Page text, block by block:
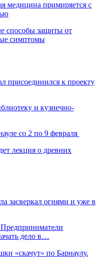
медицина примиряется с
способы защиты от
симптомы
присоединился к проекту
и кузнечно-
со 2 по 9 февраля
лекция о древних
засверкал огнями и уже в
дело в…
«скачут» по Барнаулу.